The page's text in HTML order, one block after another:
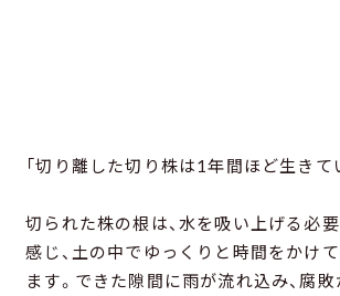
「切り離した切り株は1年間ほど生きて
切られた株の根は、水を吸い上げる必
感じ、土の中でゆっくりと時間をかけ
ます。できた隙間に雨が流れ込み、腐